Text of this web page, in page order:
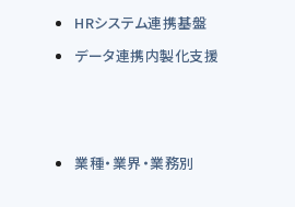
HRシステム連携基盤
データ連携内製化支援
業種・業界・業務別